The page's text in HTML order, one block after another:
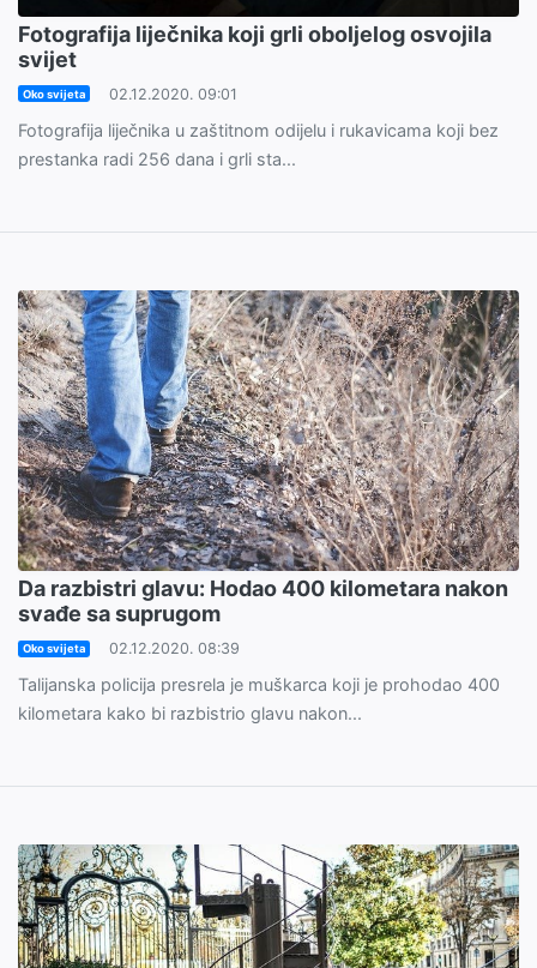
Fotografija liječnika koji grli oboljelog osvojila
svijet
Oko svijeta 02.12.2020. 09:01
Fotografija liječnika u zaštitnom odijelu i rukavicama koji bez
prestanka radi 256 dana i grli sta...
Da razbistri glavu: Hodao 400 kilometara nakon
svađe sa suprugom
Oko svijeta 02.12.2020. 08:39
Talijanska policija presrela je muškarca koji je prohodao 400
kilometara kako bi razbistrio glavu nakon...